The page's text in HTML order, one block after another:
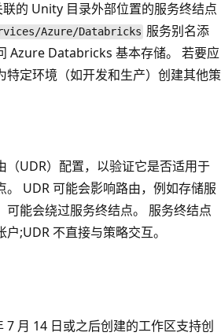
联的 Unity 目录外部位置的服务终结点
Azure/Databricks 服务别名添
Azure Databricks 基本存储。 若要应
特定环境（如开发和生产）创建其他策
（UDR）配置，以验证它是否适用于
。 UDR 可能会影响路由，例如存储服
可能会绕过服务终结点。 服务终结点
;UDR 不直接与策略交互。
7 月 14 日或之后创建的工作区支持创